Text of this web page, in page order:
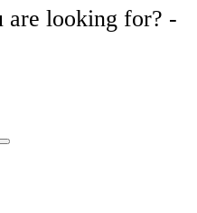
are looking for? -